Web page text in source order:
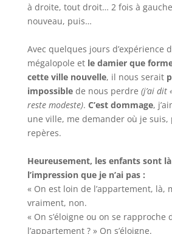
à droite, tout droit… 2 fois à
nouveau, puis…
Avec quelques jours d’expérience
mégalopole et le damier que
cette ville nouvelle, il nous serait
impossible de nous perdre (j’ai dit
reste modeste). C’est dommage,
une ville, me demander où je suis,
repères.
Heureusement, les enfants sont
l’impression que je n’ai pas :
« On est loin de l’appartement, là,
vraiment, non.
« On s’éloigne ou on se rapproche
l’appartement ? » On s’éloigne.